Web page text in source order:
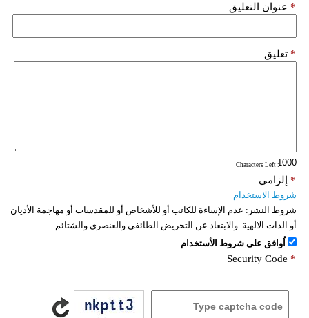
عنوان التعليق *
تعليق *
: Characters Left
إلزامي *
شروط الاستخدام
شروط النشر: عدم الإساءة للكاتب أو للأشخاص أو للمقدسات أو مهاجمة الأديان
أو الذات الالهية. والابتعاد عن التحريض الطائفي والعنصري والشتائم.
اُوافق على شروط الأستخدام
Security Code *